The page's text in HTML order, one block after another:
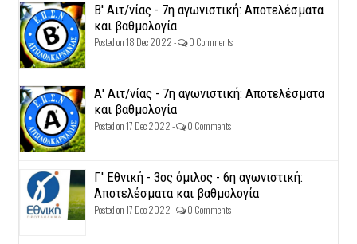
Β' Αιτ/νίας - 7η αγωνιστική: Αποτελέσματα
και βαθμολογία
Posted on 18 Dec 2022 - 0 Comments
Α' Αιτ/νίας - 7η αγωνιστική: Αποτελέσματα
και βαθμολογία
Posted on 17 Dec 2022 - 0 Comments
Γ' Εθνική - 3ος όμιλος - 6η αγωνιστική:
Αποτελέσματα και βαθμολογία
Posted on 17 Dec 2022 - 0 Comments